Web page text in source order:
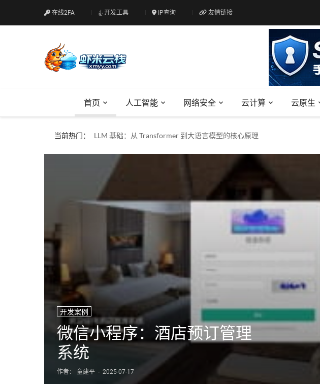
在线2FA 开发工具 IP查询 友情链接
首页 人工智能 网络安全 云计算 云原生
当前热门： 什么是Web安全？
开发案例
微信小程序：酒店预订管理
系统
作者： 童建平 - 2025-07-17